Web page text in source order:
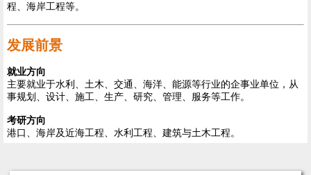
程、海岸工程等。
发展前景
就业方向
主要就业于水利、土木、交通、海洋、能源等行业的企事业单位，从
事规划、设计、施工、生产、研究、管理、服务等工作。
考研方向
港口、海岸及近海工程、水利工程、建筑与土木工程。